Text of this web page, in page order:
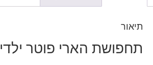
תיאור
תחפושת הארי פוטר